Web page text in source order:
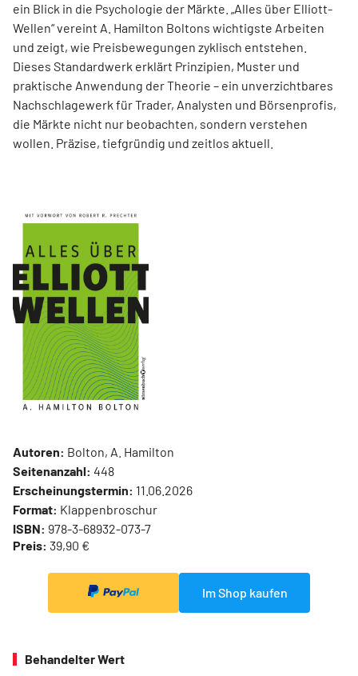
ein Blick in die Psychologie der Märkte. „Alles über Elliott-
Wellen“ vereint A. Hamilton Boltons wichtigste Arbeiten
und zeigt, wie Preisbewegungen zyklisch entstehen.
Dieses Standardwerk erklärt Prinzipien, Muster und
praktische Anwendung der Theorie – ein unverzichtbares
Nachschlagewerk für Trader, Analysten und Börsenprofis,
die Märkte nicht nur beobachten, sondern verstehen
wollen. Präzise, tiefgründig und zeitlos aktuell.
Autoren: Bolton, A. Hamilton
Seitenanzahl: 448
Erscheinungstermin: 11.06.2026
Format: Klappenbroschur
ISBN: 978-3-68932-073-7
Preis: 39,90 €
Im Shop kaufen
Behandelter Wert